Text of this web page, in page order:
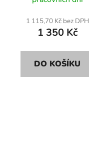
1 115,70 Kč bez DPH
1 350 Kč
DO KOŠÍKU